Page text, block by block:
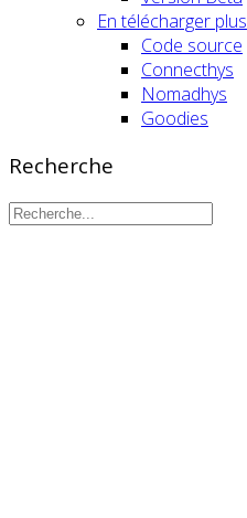
En télécharger plus
Code source
Connecthys
Nomadhys
Goodies
Recherche